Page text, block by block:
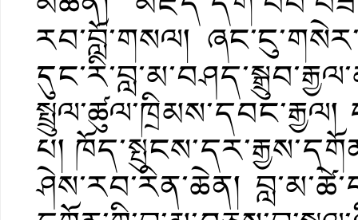
རབ་བློ་གསལ།
སྤྲུལ་ཚུལ་ཁྲིམས་དབང་རྒྱལ།
པ།
ཤེས་རབ་རིན་ཆེན།